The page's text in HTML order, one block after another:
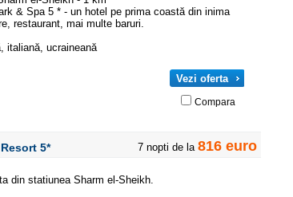
& Spa 5 * - un hotel pe prima coastă din inima
restaurant, mai multe baruri.
italiană, ucraineană
Vezi oferta
Compara
5* 7 nopti de la 816 euro
din statiunea Sharm el-Sheikh.